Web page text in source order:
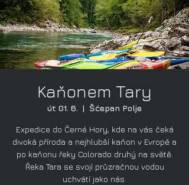
Kaňonem Tary
út 01. 6.
  |
Šćepan Polje
Expedice do Černé Hory, kde na vás čeká
divoká příroda a nejhlubší kaňon v Evropě a
po kaňonu řeky Colorado druhý na světě.
Řeka Tara se svojí průzračnou vodou
uchvátí jako nás.